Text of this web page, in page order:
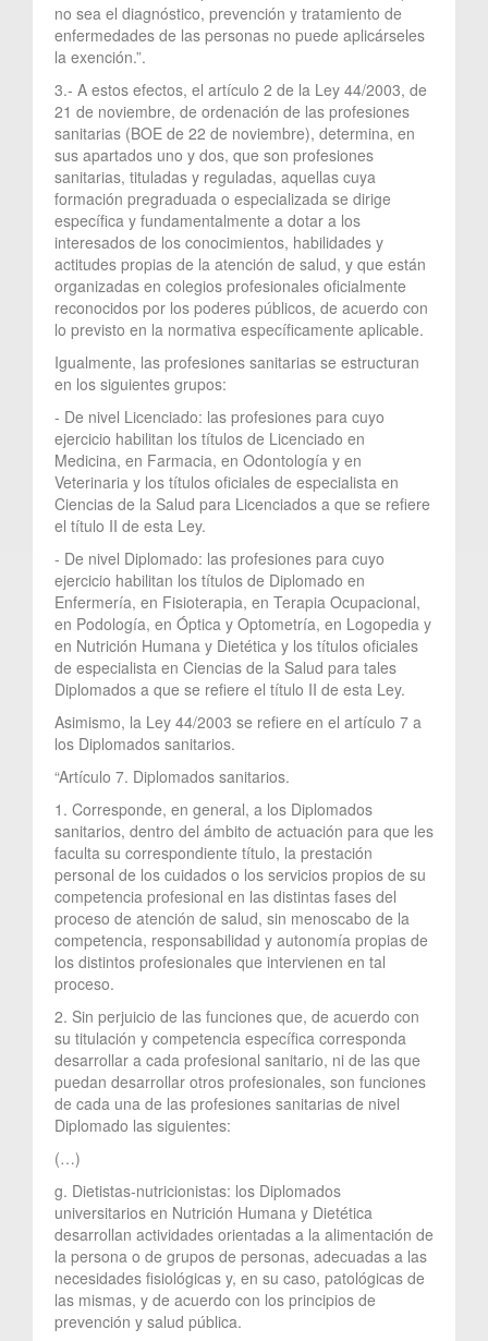
no sea el diagnóstico, prevención y tratamiento de
enfermedades de las personas no puede aplicárseles
la exención.”.
3.- A estos efectos, el artículo 2 de la Ley 44/2003, de
21 de noviembre, de ordenación de las profesiones
sanitarias (BOE de 22 de noviembre), determina, en
sus apartados uno y dos, que son profesiones
sanitarias, tituladas y reguladas, aquellas cuya
formación pregraduada o especializada se dirige
específica y fundamentalmente a dotar a los
interesados de los conocimientos, habilidades y
actitudes propias de la atención de salud, y que están
organizadas en colegios profesionales oficialmente
reconocidos por los poderes públicos, de acuerdo con
lo previsto en la normativa específicamente aplicable.
Igualmente, las profesiones sanitarias se estructuran
en los siguientes grupos:
- De nivel Licenciado: las profesiones para cuyo
ejercicio habilitan los títulos de Licenciado en
Medicina, en Farmacia, en Odontología y en
Veterinaria y los títulos oficiales de especialista en
Ciencias de la Salud para Licenciados a que se refiere
el título II de esta Ley.
- De nivel Diplomado: las profesiones para cuyo
ejercicio habilitan los títulos de Diplomado en
Enfermería, en Fisioterapia, en Terapia Ocupacional,
en Podología, en Óptica y Optometría, en Logopedia y
en Nutrición Humana y Dietética y los títulos oficiales
de especialista en Ciencias de la Salud para tales
Diplomados a que se refiere el título II de esta Ley.
Asimismo, la Ley 44/2003 se refiere en el artículo 7 a
los Diplomados sanitarios.
“Artículo 7. Diplomados sanitarios.
1. Corresponde, en general, a los Diplomados
sanitarios, dentro del ámbito de actuación para que les
faculta su correspondiente título, la prestación
personal de los cuidados o los servicios propios de su
competencia profesional en las distintas fases del
proceso de atención de salud, sin menoscabo de la
competencia, responsabilidad y autonomía propias de
los distintos profesionales que intervienen en tal
proceso.
2. Sin perjuicio de las funciones que, de acuerdo con
su titulación y competencia específica corresponda
desarrollar a cada profesional sanitario, ni de las que
puedan desarrollar otros profesionales, son funciones
de cada una de las profesiones sanitarias de nivel
Diplomado las siguientes:
(…)
g. Dietistas-nutricionistas: los Diplomados
universitarios en Nutrición Humana y Dietética
desarrollan actividades orientadas a la alimentación de
la persona o de grupos de personas, adecuadas a las
necesidades fisiológicas y, en su caso, patológicas de
las mismas, y de acuerdo con los principios de
prevención y salud pública.